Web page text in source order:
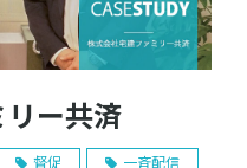
制度
ー共済
督促
一斉配信